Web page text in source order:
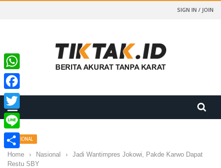
SIGN IN / JOIN
NASIONAL
Home › Nasional ›
Jadi Wantimpres Jokowi, Pakde Karwo Dapat
Restu SBY
WhatsApp
Facebook
Twitter
Line
Share